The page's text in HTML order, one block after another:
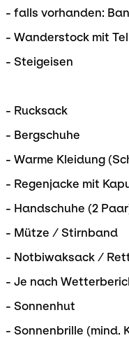
- falls vorhanden:
- Wanderstock mit
- Steigeisen
- Rucksack
- Bergschuhe
- Warme Kleidung
- Regenjacke mit
- Handschuhe (2
- Mütze / Stirnband
- Notbiwaksack /
- Je nach
- Sonnenhut
- Sonnenbrille (mind.